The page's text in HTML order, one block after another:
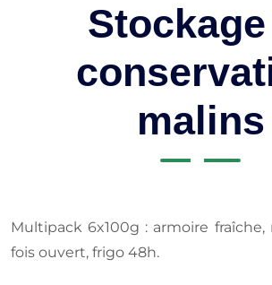
malins
Multipack 6x100g : armoire
fois ouvert, frigo 48h.